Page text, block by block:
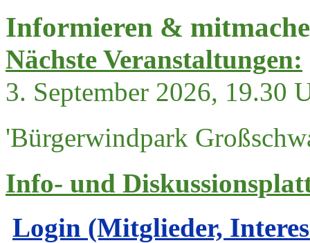
Informieren &
Nächste Veranstaltungen:
3. September 2026, 19.30
'Bürgerwindpark
Info- und
Login (Mitglieder,